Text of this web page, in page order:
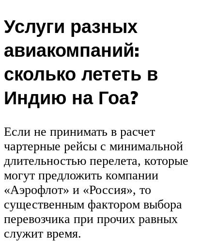
Услуги разных
авиакомпаний:
сколько лететь в
Индию на Гоа?
Если не принимать в расчет
чартерные рейсы с минимальной
длительностью перелета, которые
могут предложить компании
«Аэрофлот» и «Россия», то
существенным фактором выбора
перевозчика при прочих равных
служит время.